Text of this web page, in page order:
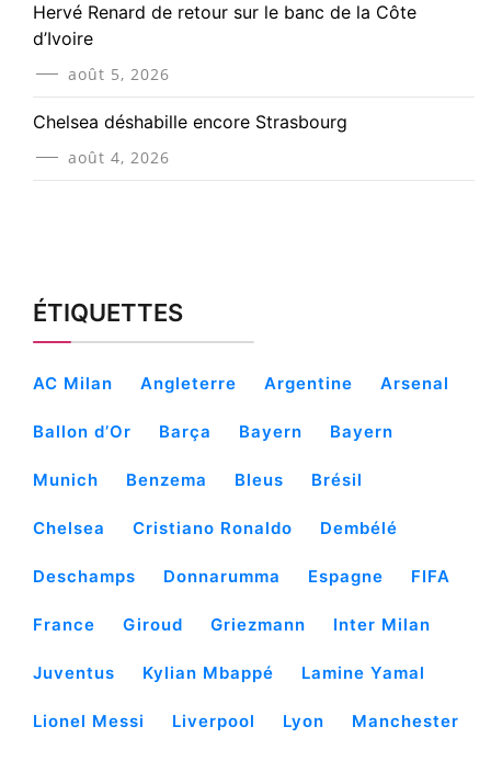
Hervé Renard de retour sur le banc de la Côte
d’Ivoire
août 5, 2026
Chelsea déshabille encore Strasbourg
août 4, 2026
ÉTIQUETTES
AC Milan Angleterre Argentine Arsenal
Ballon d’Or Barça Bayern Bayern
Munich Benzema Bleus Brésil
Chelsea Cristiano Ronaldo Dembélé
Deschamps Donnarumma Espagne FIFA
France Giroud Griezmann Inter Milan
Juventus Kylian Mbappé Lamine Yamal
Lionel Messi Liverpool Lyon Manchester